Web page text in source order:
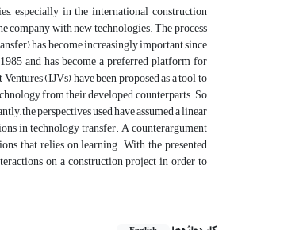
especially in the international construction
company with new technologies. The process
has become increasingly important since
and has become a preferred platform for
(IJVs) have been proposed as a tool to
from their developed counterparts. So
the perspectives used have assumed a linear
in technology transfer. A counterargument
that relies on learning. With the presented
on a construction project in order to